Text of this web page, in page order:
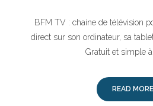
BFM TV : chaine de télévision
direct sur son ordinateur, sa
Gratuit et simple
READ MORE